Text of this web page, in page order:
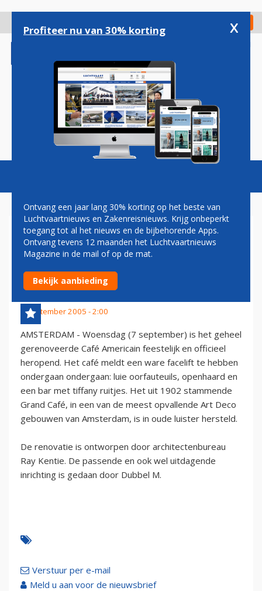
gaan
Check in
Magazine Podcasts Vacatures
CAF&#233 AMERICAIN
AMSTERDAM IN JAREN 20
STIJL HERSTELD
8 september 2005 - 2:00
AMSTERDAM - Woensdag (7 september) is het geheel
gerenoveerde Café Americain feestelijk en officieel
heropend. Het café meldt een ware facelift te hebben
ondergaan ondergaan: luie oorfauteuils, openhaard en
een bar met tiffany ruitjes. Het uit 1902 stammende
Grand Café, in een van de meest opvallende Art Deco
gebouwen van Amsterdam, is in oude luister hersteld.
De renovatie is ontworpen door architectenbureau
Ray Kentie. De passende en ook wel uitdagende
inrichting is gedaan door Dubbel M.
Verstuur per e-mail
Meld u aan voor de nieuwsbrief
Profiteer nu van 30% korting x
Ontvang een jaar lang 30% korting op het beste van
Luchtvaartnieuws en Zakenreisnieuws. Krijg onbeperkt
toegang tot al het nieuws en de bijbehorende Apps.
Ontvang tevens 12 maanden het Luchtvaartnieuws
Magazine in de mail of op de mat.
Bekijk aanbieding